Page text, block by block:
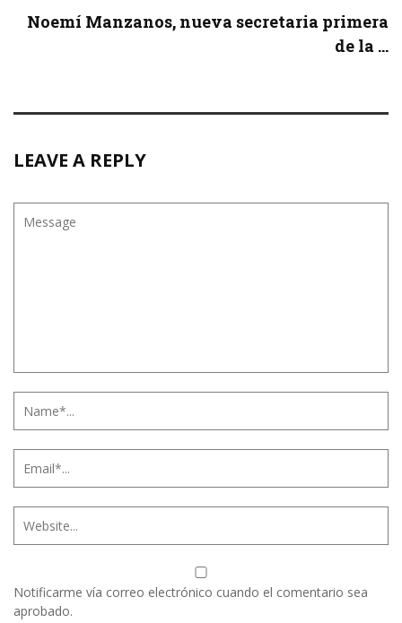
Noemí Manzanos, nueva secretaria primera
de la ...
LEAVE A REPLY
Notificarme vía correo electrónico cuando el comentario sea
aprobado.